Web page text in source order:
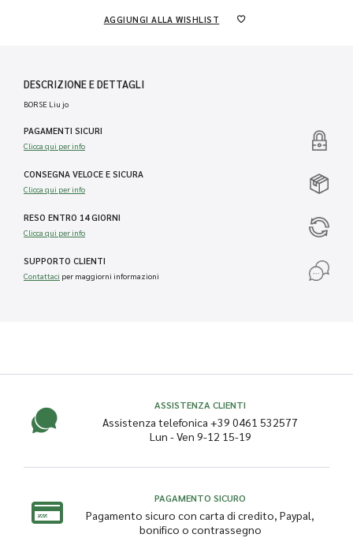
AGGIUNGI ALLA WISHLIST
DESCRIZIONE E DETTAGLI
BORSE Liu jo
PAGAMENTI SICURI
Clicca qui per info
CONSEGNA VELOCE E SICURA
Clicca qui per info
RESO ENTRO 14 GIORNI
Clicca qui per info
SUPPORTO CLIENTI
Contattaci per maggiorni informazioni
ASSISTENZA CLIENTI
Assistenza telefonica +39 0461 532577
Lun - Ven 9-12 15-19
PAGAMENTO SICURO
Pagamento sicuro con carta di credito, Paypal,
bonifico o contrassegno